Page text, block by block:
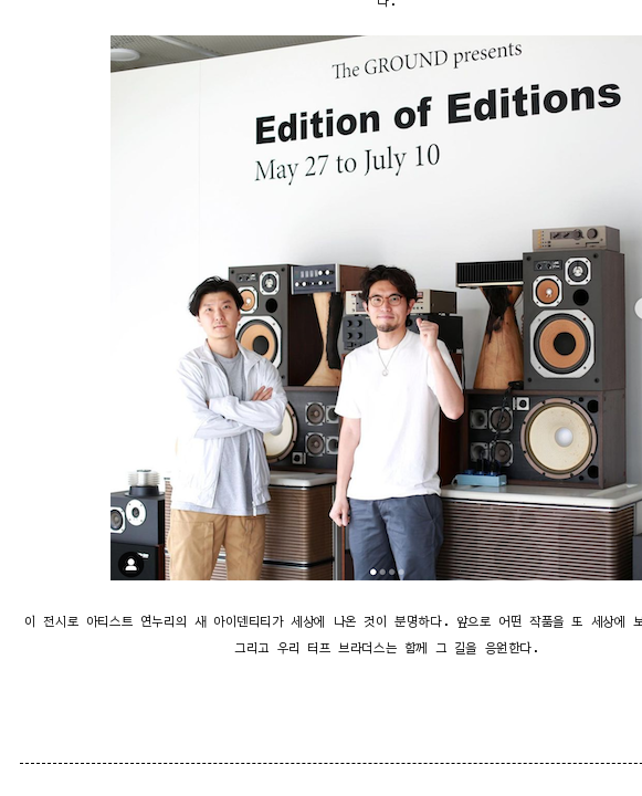
이 전시로 아티스트 연누리의 새 아이덴티티가 세상에 나온 것이 분명하다. 앞으로 어떤 작품을 또 세상에
그리고 우리 터프 브라더스는 함께 그 길을 응원한다.